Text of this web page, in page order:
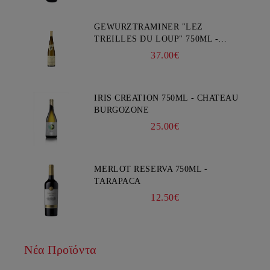
GEWURZTRAMINER "LEZ
TREILLES DU LOUP" 750ML -
37.00€
IRIS CREATION 750ML - CHATEAU
BURGOZONE
25.00€
MERLOT RESERVA 750ML -
TARAPACA
12.50€
Νέα Προϊόντα